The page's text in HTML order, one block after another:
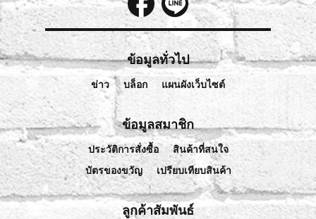
ข้อมูลทั่วไป
ข่าว บล็อก แผนผังเว็บไซต์
ข้อมูลสมาชิก
ประวัติการสั่งซื้อ
สินค้าที่สนใจ
บัตรของขวัญ
เปรียบเทียบสินค้า
ลูกค้าสัมพันธ์